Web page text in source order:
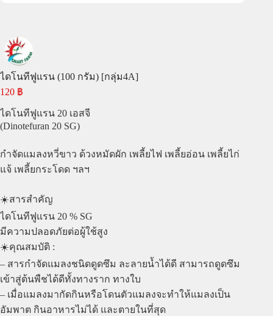
ไดโนทีฟูแรน (100 กรัม) [กลุ่ม4A]
120 ฿
ไดโนทีฟูแรน 20 เอสจี
(Dinotefuran 20 SG)
กำจัดแมลงหวี่ขาว ด้วงหมัดผัก เพลี้ยไฟ เพลี้ยอ่อน เพลี้ยไก่
แจ้ เพลี้ยกระโดด ฯลฯ
☀️สารสำคัญ
ไดโนทีฟูแรน 20 % SG
มีความปลอดภัยต่อผู้ใช้สูง
☀️คุณสมบัติ :
– สารกำจัดแมลงชนิดดูดซึม ละลายน้ำได้ดี สามารถดูดซึม
เข้าสู่ต้นพืชได้ดีทั้งทางราก ทางใบ
– เมื่อแมลงมากัดกินหรือโดนตัวแมลงจะทำให้แมลงเป็น
อัมพาต กินอาหารไม่ได้ และตายในที่สุด